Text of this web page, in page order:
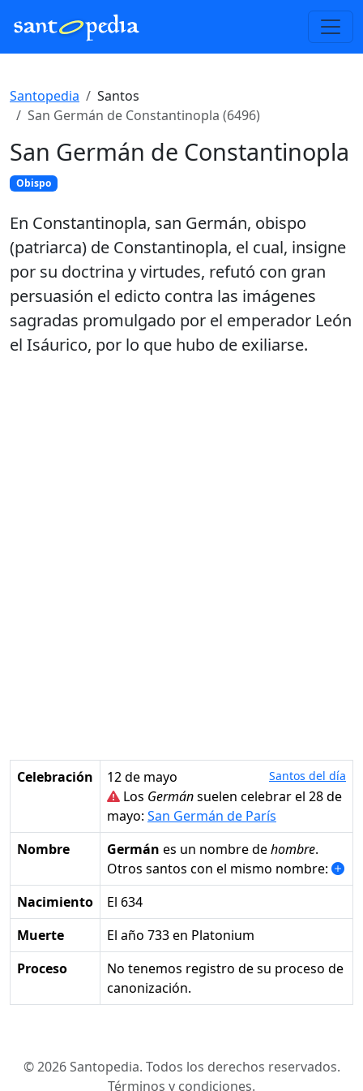
Santopedia
Santos
San Germán de Constantinopla (6496)
San Germán de Constantinopla
Obispo
En Constantinopla, san Germán, obispo
(patriarca) de Constantinopla, el cual, insigne
por su doctrina y virtudes, refutó con gran
persuasión el edicto contra las imágenes
sagradas promulgado por el emperador León
el Isáurico, por lo que hubo de exiliarse.
Celebración 12 de mayo Santos del día
Los Germánsuelen celebrar el 28 de
mayo: San Germán de París
Nombre
Germán es un nombre dehombre.
Otros santos con el mismo nombre:
Nacimiento
el 634
Muerte
el año 733 en Platonium
Proceso
No tenemos registro de su proceso de
canonización.
© 2026 Santopedia. Todos los derechos reservados.
Términos y condiciones.